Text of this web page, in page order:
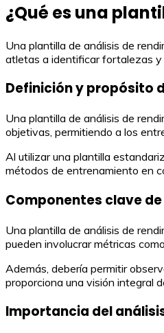
¿Qué es una
Una plantilla de análisis de
atletas a identificar fortalezas y
Definición y propósito
Una plantilla de análisis de
objetivas, permitiendo a los
Al utilizar una plantilla
métodos de entrenamiento en
Componentes clave
Una plantilla de análisis de
pueden involucrar métricas
Además, debería permitir
proporciona una visión integral
Importancia del